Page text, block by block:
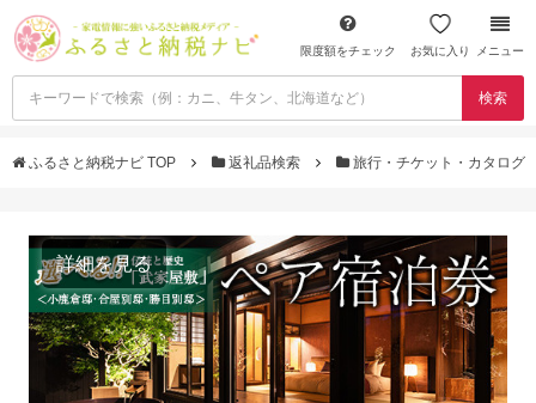
限度額をチェック お気に入り メニュー
検索
ふるさと納税ナビ TOP 返礼品検索 旅行・チケット・カタログ
詳細を見る